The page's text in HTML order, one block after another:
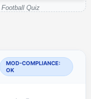
Quiz
MOD-COMPLIANCE:
OK